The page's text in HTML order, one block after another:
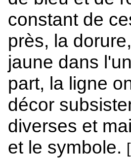
constant de
près, la
jaune dans
part, la ligne
décor
diverses et
et le symbole. [